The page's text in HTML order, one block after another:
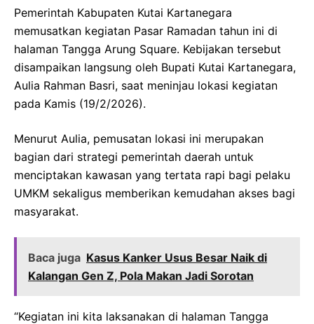
Pemerintah Kabupaten Kutai Kartanegara
memusatkan kegiatan Pasar Ramadan tahun ini di
halaman Tangga Arung Square. Kebijakan tersebut
disampaikan langsung oleh Bupati Kutai Kartanegara,
Aulia Rahman Basri, saat meninjau lokasi kegiatan
pada Kamis (19/2/2026).
Menurut Aulia, pemusatan lokasi ini merupakan
bagian dari strategi pemerintah daerah untuk
menciptakan kawasan yang tertata rapi bagi pelaku
UMKM sekaligus memberikan kemudahan akses bagi
masyarakat.
Baca juga Kasus Kanker Usus Besar Naik di
Kalangan Gen Z, Pola Makan Jadi Sorotan
“Kegiatan ini kita laksanakan di halaman Tangga